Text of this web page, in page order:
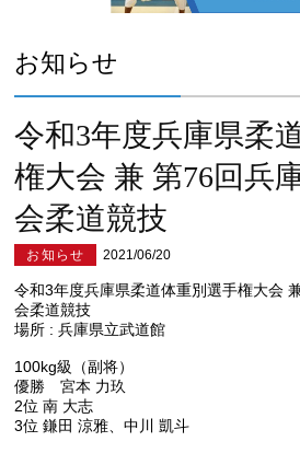
お知らせ
令和3年度兵庫県柔
権大会 兼 第76回兵
会柔道競技
お知らせ 2021/06/20
令和3年度兵庫県柔道体重別選手権大会
会柔道競技
場所 : 兵庫県立武道館
100kg級（副将）
優勝 宮本 力玖
2位 南 大志
3位 鎌田 涼雅、中川 凱斗